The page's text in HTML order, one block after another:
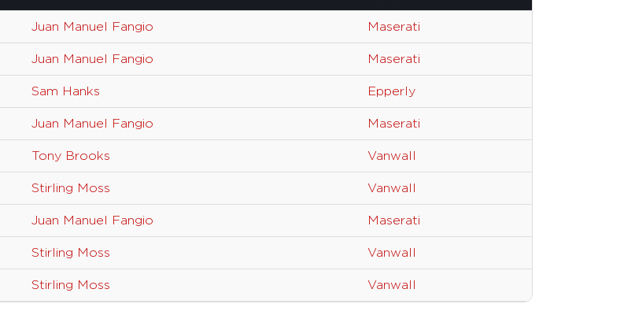
Juan Manuel Fangio Maserati
Juan Manuel Fangio Maserati
Sam Hanks Epperly
Juan Manuel Fangio Maserati
Tony Brooks Vanwall
Stirling Moss Vanwall
Juan Manuel Fangio Maserati
Stirling Moss Vanwall
Stirling Moss Vanwall